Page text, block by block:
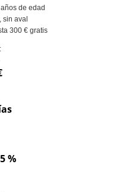
de edad
sin aval
300 € gratis
%